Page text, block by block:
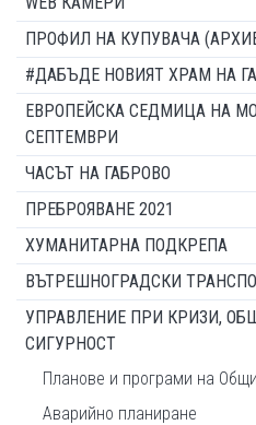
ПРОФИЛ НА КУПУВАЧА
#ДАБЪДЕ НОВИЯТ ХРАМ НА
ЕВРОПЕЙСКА СЕДМИЦА НА
СЕПТЕМВРИ
ЧАСЪТ НА ГАБРОВО
ПРЕБРОЯВАНЕ 2021
ХУМАНИТАРНА ПОДКРЕПА
ВЪТРЕШНОГРАДСКИ
УПРАВЛЕНИЕ ПРИ КРИЗИ,
СИГУРНОСТ
Планове и програми на
Аварийно планиране